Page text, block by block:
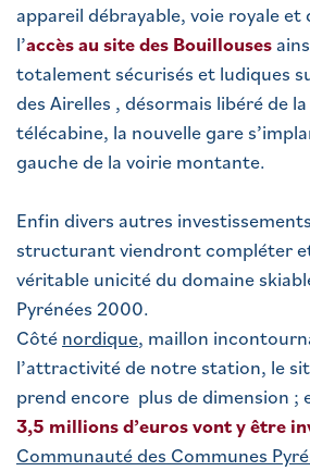
appareil débrayable, voie royale
l’accès au site des Bouillouses
totalement sécurisés et ludiques
des Airelles , désormais libéré de
télécabine, la nouvelle gare
gauche de la voirie montante.
Enfin divers autres
structurant viendront compléter
véritable unicité du domaine
Pyrénées 2000.
Côté nordique, maillon
l’attractivité de notre station, le
prend encore plus de dimension ;
3,5 millions d’euros vont y être
Communauté des Communes